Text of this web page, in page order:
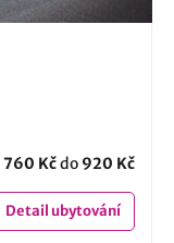
760 Kčdo 920 Kč
Detailubytování